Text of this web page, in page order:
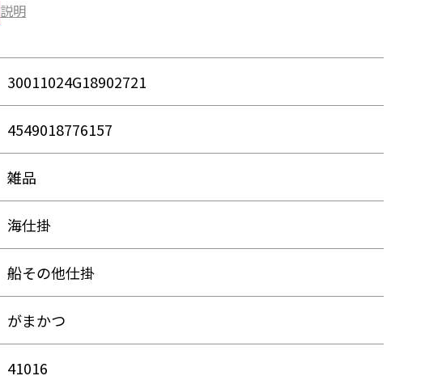
説明
30011024G18902721
4549018776157
雑品
海仕掛
船その他仕掛
がまかつ
41016